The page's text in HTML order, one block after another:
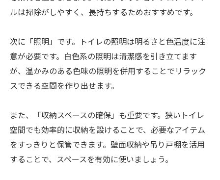
ルは掃除がしやすく、長持ちするためおすすめです。
次に「照明」です。トイレの照明は明るさと色温度に注
意が必要です。白色系の照明は清潔感を引き立てます
が、温かみのある色味の照明を併用することでリラック
スできる空間を作り出せます。
また、「収納スペースの確保」も重要です。狭いトイレ
空間でも効率的に収納を設けることで、必要なアイテム
をすっきりと保管できます。壁面収納や吊り戸棚を活用
することで、スペースを有効に使いましょう。